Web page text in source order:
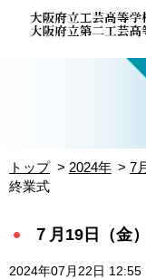
トップ 2024年 7
終業式
７月19日（金
2024年07月22日 12:55